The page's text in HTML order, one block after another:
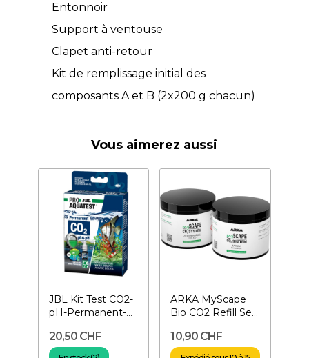
Entonnoir
Support à ventouse
Clapet anti-retour
Kit de remplissage initial des
composants A et B (2x200 g chacun)
Vous aimerez aussi
JBL Kit Test CO2-
pH-Permanent-
aquarium
20,50 CHF
ARKA MyScape
Bio CO2 Refill Set-
10,90 CHF